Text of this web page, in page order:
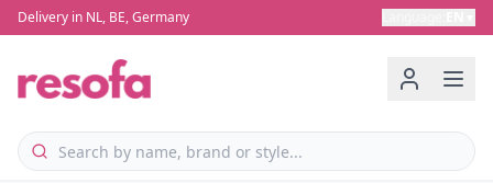
Delivery in NL, BE, Germany